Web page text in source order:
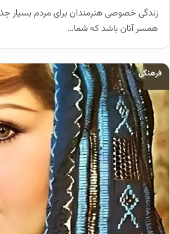
زندگی خصوصی هنرمندان برای مردم بسیار
همسر آنان باشد که شما…
فرهنگی